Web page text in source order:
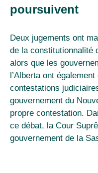
poursuivent
Deux jugements ont
de la constitutionnalité
alors que les
l’Alberta ont
contestations
gouvernement du
propre contestation.
ce débat, la Cour
gouvernement de la